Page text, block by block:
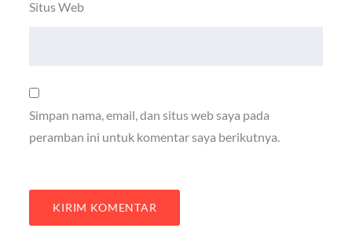
Situs Web
Simpan nama, email, dan situs web saya pada
peramban ini untuk komentar saya berikutnya.